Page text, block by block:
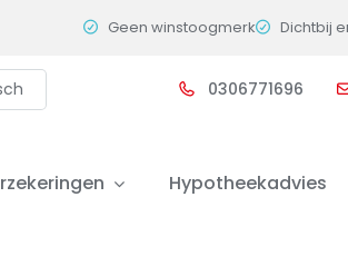
Geen winstoogmerk Dichtbij
0306771696
Hypotheekadvies